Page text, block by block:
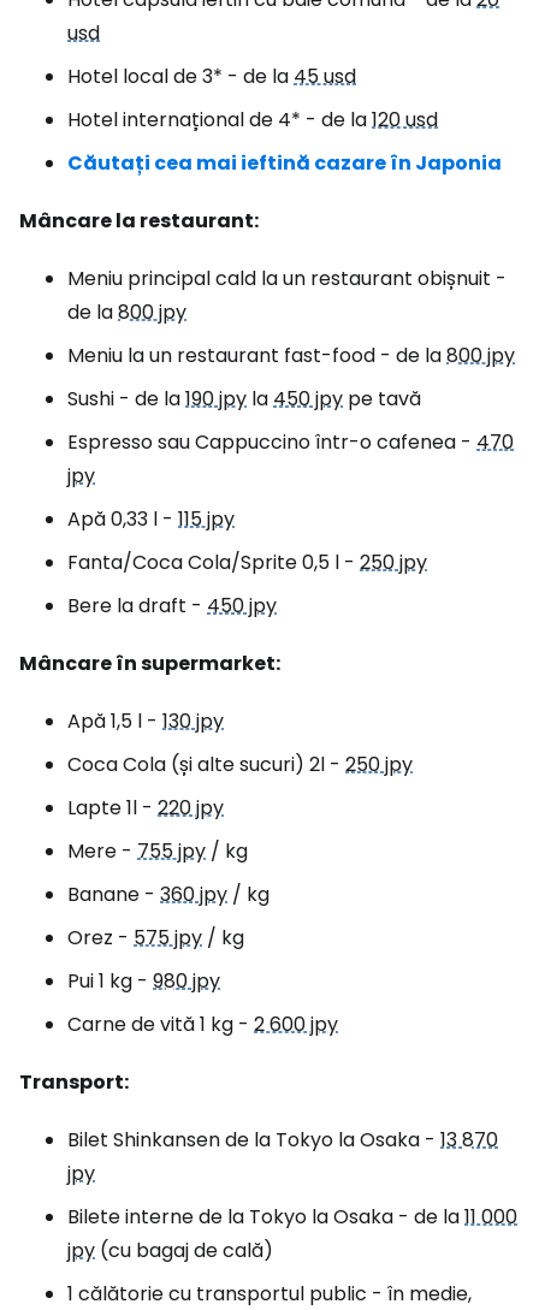
usd
Hotel local de 3* - de la45 usd
Hotel internațional de 4* - de la120 usd
Căutați cea mai ieftină cazare în Japonia
Mâncare la restaurant:
Meniu principal cald la un restaurant obișnuit -
de la800 jpy
Meniu la un restaurant fast-food - de la800 jpy
Sushi - de la190 jpy la450 jpy pe tavă
Espresso sau Cappuccino într-o cafenea - 470
jpy
Apă 0,33 l - 115 jpy
Fanta/Coca Cola/Sprite 0,5 l - 250 jpy
Bere la draft - 450 jpy
Mâncare în supermarket:
Apă 1,5 l - 130 jpy
Coca Cola (și alte sucuri) 2l - 250 jpy
Lapte 1l - 220 jpy
Mere - 755 jpy / kg
Banane - 360 jpy / kg
Orez - 575 jpy / kg
Pui 1 kg - 980 jpy
Carne de vită 1 kg - 2 600 jpy
Transport:
Bilet Shinkansen de la Tokyo la Osaka - 13 870
jpy
Bilete interne de la Tokyo la Osaka - de la11 000
jpy (cu bagaj de cală)
1 călătorie cu transportul public - în medie,